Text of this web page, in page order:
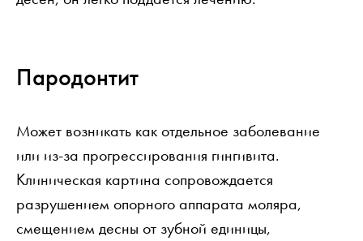
Пародонтит
Может возникать как отдельное заболевание
или из-за прогрессирования гингивита.
Клиническая картина сопровождается
разрушением опорного аппарата моляра,
смещением десны от зубной единицы,